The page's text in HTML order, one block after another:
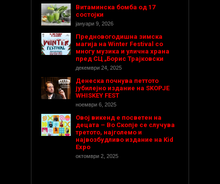
Витаминска бомба од 17
состојки
јануари 9, 2026
Предновогодишнa зимска
магија на Winter Festival со
многу музика и улична храна
пред СЦ „Борис Трајковски
декември 24, 2025
Денеска почнува петтото
јубилејно издание на SKOPJE
WHISKEY FEST
ноември 6, 2025
Овој викенд е посветен на
децата – Во Скопје се случува
третото, најголемо и
највозбудливо издание на Kid
Expo
октомври 2, 2025